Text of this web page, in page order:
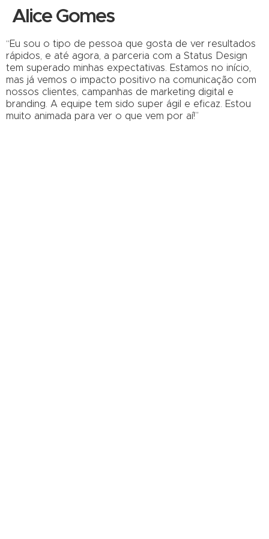
Alice Gomes
“Eu sou o tipo de pessoa que gosta de ver resultados
rápidos, e até agora, a parceria com a Status Design
tem superado minhas expectativas. Estamos no início,
mas já vemos o impacto positivo na comunicação com
nossos clientes, campanhas de marketing digital e
branding. A equipe tem sido super ágil e eficaz. Estou
muito animada para ver o que vem por aí!”